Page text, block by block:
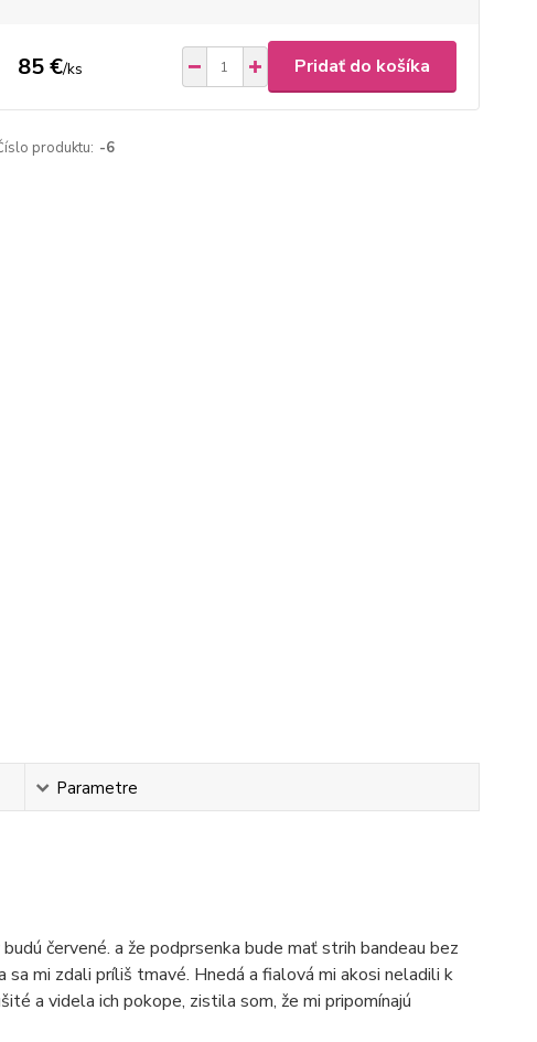
85 €/ks Pridať do košíka
produktu: -6
Parametre
červené. a že podprsenka bude mať strih bandeau bez
mi zdali príliš tmavé. Hnedá a fialová mi akosi neladili k
a videla ich pokope, zistila som, že mi pripomínajú